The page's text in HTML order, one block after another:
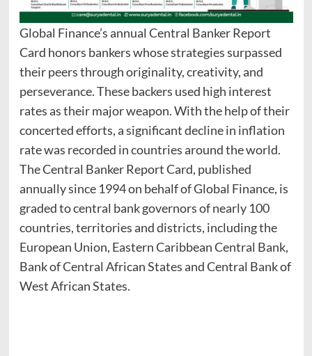
Global Finance’s annual Central Banker Report
Card honors bankers whose strategies surpassed
their peers through originality, creativity, and
perseverance. These backers used high interest
rates as their major weapon. With the help of their
concerted efforts, a significant decline in inflation
rate was recorded in countries around the world.
The Central Banker Report Card, published
annually since 1994 on behalf of Global Finance, is
graded to central bank governors of nearly 100
countries, territories and districts, including the
European Union, Eastern Caribbean Central Bank,
Bank of Central African States and Central Bank of
West African States.